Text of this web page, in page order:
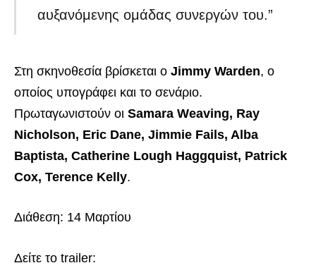
αυξανόμενης ομάδας συνεργών του.”
Στη σκηνοθεσία βρίσκεται ο Jimmy Warden, ο
οποίος υπογράφει και το σενάριο.
Πρωταγωνιστούν οι Samara Weaving, Ray
Nicholson, Eric Dane, Jimmie Fails, Alba
Baptista, Catherine Lough Haggquist, Patrick
Cox, Terence Kelly.
Διάθεση: 14 Μαρτίου
Δείτε το trailer: